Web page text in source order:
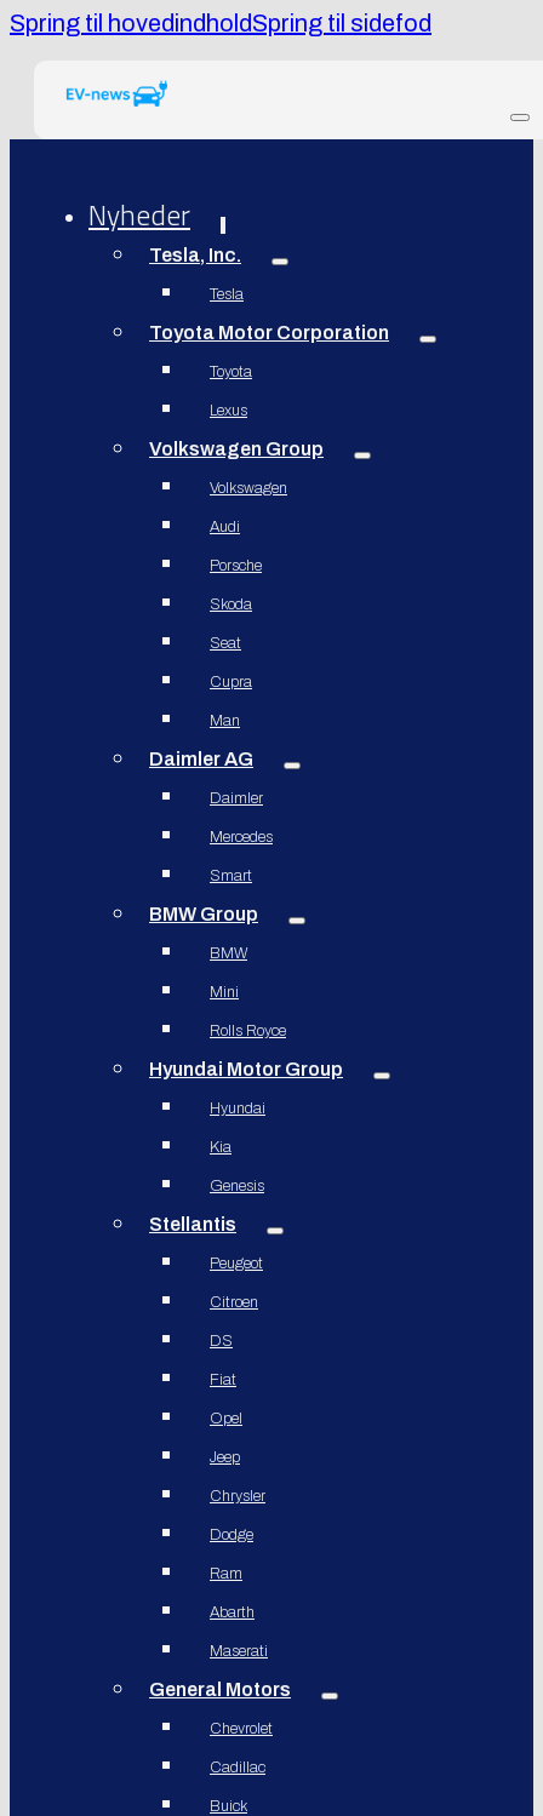
Spring til hovedindholdSpring til sidefod
Nyheder
Tesla, Inc.
Tesla
Toyota Motor Corporation
Toyota
Lexus
Volkswagen Group
Volkswagen
Audi
Porsche
Skoda
Seat
Cupra
Man
Daimler AG
Daimler
Mercedes
Smart
BMW Group
BMW
Mini
Rolls Royce
Hyundai Motor Group
Hyundai
Kia
Genesis
Stellantis
Peugeot
Citroen
DS
Fiat
Opel
Jeep
Chrysler
Dodge
Ram
Abarth
Maserati
General Motors
Chevrolet
Cadillac
Buick